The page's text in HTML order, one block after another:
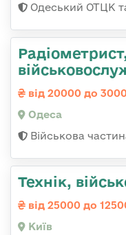
Одеський ОТЦК
від 20000 до
Одеса
Військова
Технік,
від 25000 до
Київ